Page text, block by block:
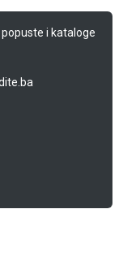
i kataloge